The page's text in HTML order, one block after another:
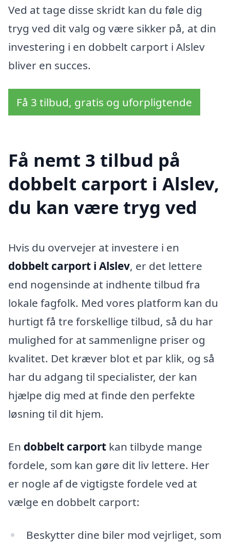
Ved at tage disse skridt kan du føle dig
tryg ved dit valg og være sikker på, at din
investering i en dobbelt carport i Alslev
bliver en succes.
Få 3 tilbud, gratis og uforpligtende
Få nemt 3 tilbud på
dobbelt carport i Alslev,
du kan være tryg ved
Hvis du overvejer at investere i en
dobbelt carport i Alslev, er det lettere
end nogensinde at indhente tilbud fra
lokale fagfolk. Med vores platform kan du
hurtigt få tre forskellige tilbud, så du har
mulighed for at sammenligne priser og
kvalitet. Det kræver blot et par klik, og så
har du adgang til specialister, der kan
hjælpe dig med at finde den perfekte
løsning til dit hjem.
En dobbelt carport kan tilbyde mange
fordele, som kan gøre dit liv lettere. Her
er nogle af de vigtigste fordele ved at
vælge en dobbelt carport:
Beskytter dine biler mod vejrliget, som